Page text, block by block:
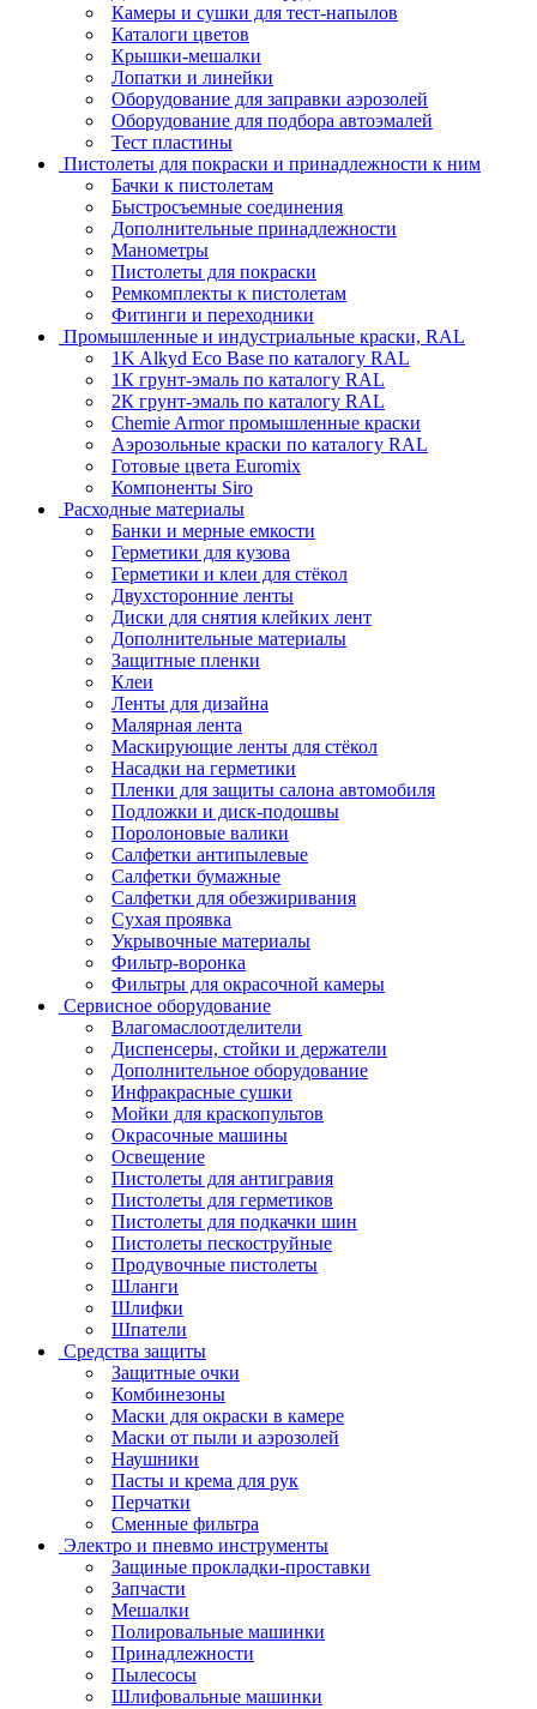
Камеры и сушки для тест-напылов
Каталоги цветов
Крышки-мешалки
Лопатки и линейки
Оборудование для заправки аэрозолей
Оборудование для подбора автоэмалей
Тест пластины
Пистолеты для покраски и принадлежности к ним
Бачки к пистолетам
Быстросъемные соединения
Дополнительные принадлежности
Манометры
Пистолеты для покраски
Ремкомплекты к пистолетам
Фитинги и переходники
Промышленные и индустриальные краски, RAL
1K Alkyd Eco Base по каталогу RAL
1К грунт-эмаль по каталогу RAL
2К грунт-эмаль по каталогу RAL
Chemie Armor промышленные краски
Аэрозольные краски по каталогу RAL
Готовые цвета Euromix
Компоненты Siro
Расходные материалы
Банки и мерные емкости
Герметики для кузова
Герметики и клеи для стёкол
Двухсторонние ленты
Диски для снятия клейких лент
Дополнительные материалы
Защитные пленки
Клеи
Ленты для дизайна
Малярная лента
Маскирующие ленты для стёкол
Насадки на герметики
Пленки для защиты салона автомобиля
Подложки и диск-подошвы
Поролоновые валики
Салфетки антипылевые
Салфетки бумажные
Салфетки для обезжиривания
Сухая проявка
Укрывочные материалы
Фильтр-воронка
Фильтры для окрасочной камеры
Сервисное оборудование
Влагомаслоотделители
Диспенсеры, стойки и держатели
Дополнительное оборудование
Инфракрасные сушки
Мойки для краскопультов
Окрасочные машины
Освещение
Пистолеты для антигравия
Пистолеты для герметиков
Пистолеты для подкачки шин
Пистолеты пескоструйные
Продувочные пистолеты
Шланги
Шлифки
Шпатели
Средства защиты
Защитные очки
Комбинезоны
Маски для окраски в камере
Маски от пыли и аэрозолей
Наушники
Пасты и крема для рук
Перчатки
Сменные фильтра
Электро и пневмо инструменты
Защиные прокладки-проставки
Запчасти
Мешалки
Полировальные машинки
Принадлежности
Пылесосы
Шлифовальные машинки